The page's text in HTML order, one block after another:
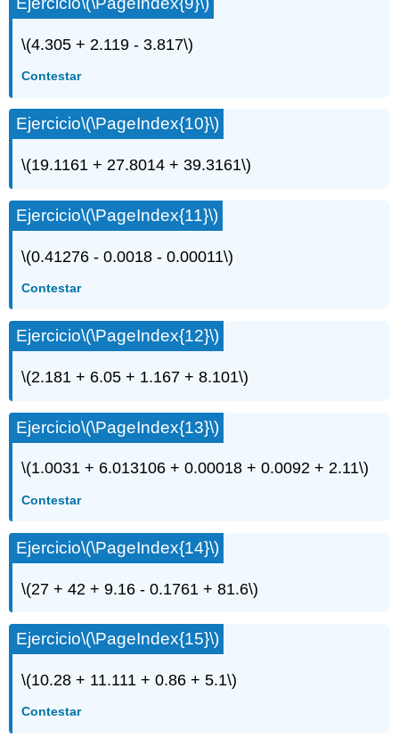
\(4.305 + 2.119 - 3.817\)
Contestar
Ejercicio\(\PageIndex{10}\)
\(19.1161 + 27.8014 + 39.3161\)
Ejercicio\(\PageIndex{11}\)
\(0.41276 - 0.0018 - 0.00011\)
Contestar
Ejercicio\(\PageIndex{12}\)
\(2.181 + 6.05 + 1.167 + 8.101\)
Ejercicio\(\PageIndex{13}\)
\(1.0031 + 6.013106 + 0.00018 + 0.0092 + 2.11\)
Contestar
Ejercicio\(\PageIndex{14}\)
\(27 + 42 + 9.16 - 0.1761 + 81.6\)
Ejercicio\(\PageIndex{15}\)
\(10.28 + 11.111 + 0.86 + 5.1\)
Contestar